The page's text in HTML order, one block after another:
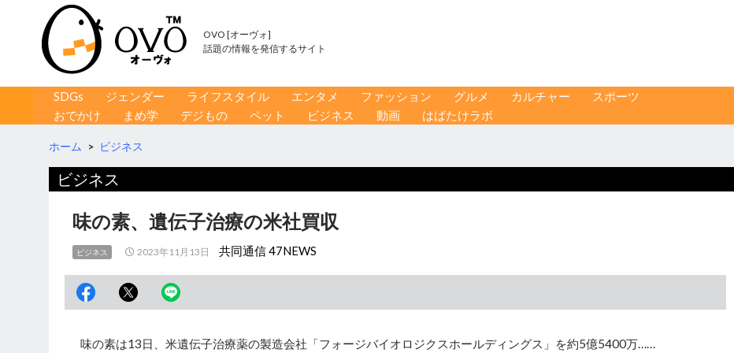
OVO [オーヴォ]
話題の情報を発信するサイト
コンテンツへ移動
SDGs ジェンダー ライフスタイル エンタメ ファッション グルメ カルチャー
スポーツ
おでかけ
まめ学 デジもの ペット ビジネス 動画 はばたけラボ
ホーム > ビジネス
ビジネス
味の素、遺伝子治療の米社買収
ビジネス 2023年11月13日 共同通信 47NEWS
味の素は13日、米遺伝子治療薬の製造会社「フォージバイオロジクスホールディングス」を約5億5400万……